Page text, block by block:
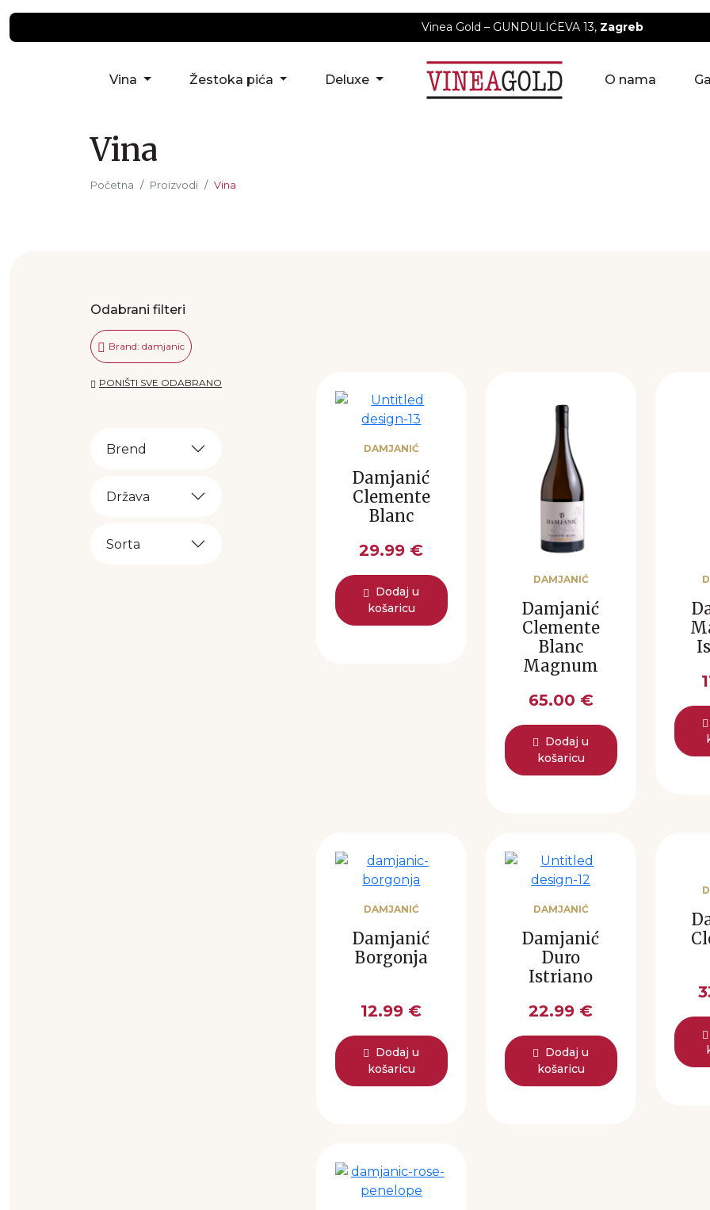
Vinea Gold – GUNDULIĆEVA 13, Zagreb
Vina Žestoka pića Deluxe O nama
Vina
Početna Proizvodi Vina
Odabrani filteri
Brand: damjanic
PONIŠTI SVE ODABRANO
Brend
Država
Sorta
DAMJANIĆ
Damjanić
Clemente
Blanc
29.99 €
Dodaj u
košaricu
DAMJANIĆ
Damjanić
Clemente
Blanc
Magnum
65.00 €
Dodaj u
košaricu
DAMJANIĆ
Damjanić
Borgonja
12.99 €
Dodaj u
košaricu
DAMJANIĆ
Damjanić
Duro
Istriano
22.99 €
Dodaj u
košaricu